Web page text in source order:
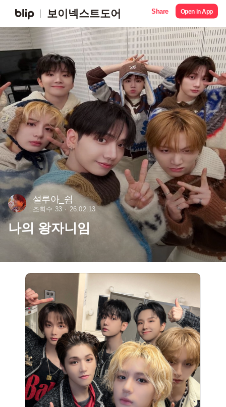
보이넥스트도어 Share Open in App
설루아_쉼
조회수 33 26.02.13
나의 왕자니임